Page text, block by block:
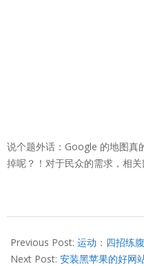
说个题外话：Google 的地图真
掉呢？！对于民众的需求，相
09-
17
Previous Post: 运动：四招练
Next Post: 安装黑苹果的好网